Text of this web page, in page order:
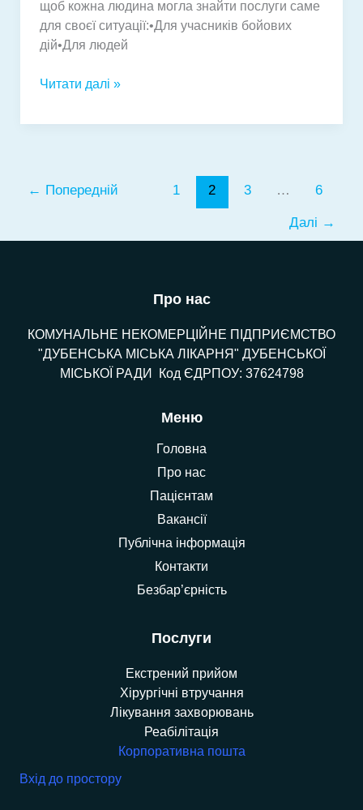
щоб кожна людина могла знайти послуги саме
для своєї ситуації:•Для учасників бойових
дій•Для людей
Державні
для
—
Читати далі »
← Попередній 1 2 3 … 6
Далі →
Про нас
КОМУНАЛЬНЕ НЕКОМЕРЦІЙНЕ ПІДПРИЄМСТВО
"ДУБЕНСЬКА МІСЬКА ЛІКАРНЯ" ДУБЕНСЬКОЇ
МІСЬКОЇ РАДИ Код ЄДРПОУ: 37624798
Меню
Головна
Про нас
Пацієнтам
Вакансії
Публічна інформація
Контакти
Безбар’єрність
Послуги
Екстрений прийом
Хірургічні втручання
Лікування захворювань
Реабілітація
Корпоративна пошта
Вхід до простору